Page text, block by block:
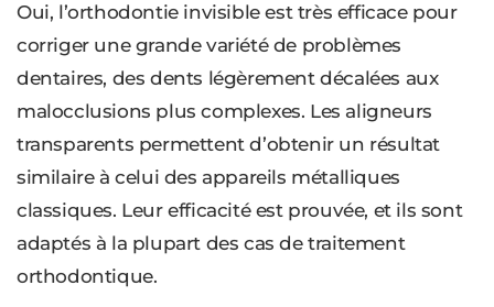
Oui, l’orthodontie invisible est très efficace pour
corriger une grande variété de problèmes
dentaires, des dents légèrement décalées aux
malocclusions plus complexes. Les aligneurs
transparents permettent d’obtenir un résultat
similaire à celui des appareils métalliques
classiques. Leur efficacité est prouvée, et ils sont
adaptés à la plupart des cas de traitement
orthodontique.